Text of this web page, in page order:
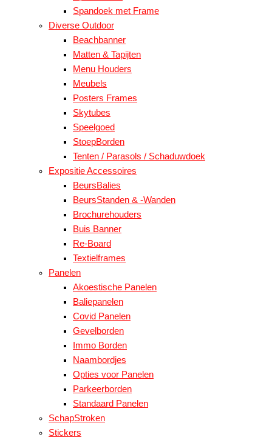
Spandoek met Frame
Diverse Outdoor
Beachbanner
Matten & Tapijten
Menu Houders
Meubels
Posters Frames
Skytubes
Speelgoed
StoepBorden
Tenten / Parasols / Schaduwdoek
Expositie Accessoires
BeursBalies
BeursStanden & -Wanden
Brochurehouders
Buis Banner
Re-Board
Textielframes
Panelen
Akoestische Panelen
Baliepanelen
Covid Panelen
Gevelborden
Immo Borden
Naambordjes
Opties voor Panelen
Parkeerborden
Standaard Panelen
SchapStroken
Stickers